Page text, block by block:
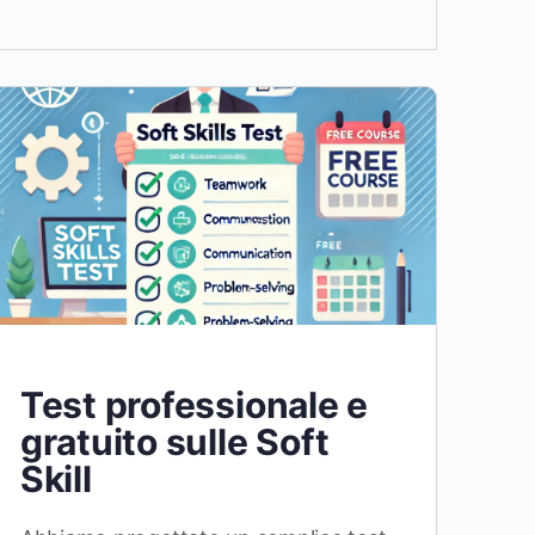
Test professionale e
gratuito sulle Soft
Skill